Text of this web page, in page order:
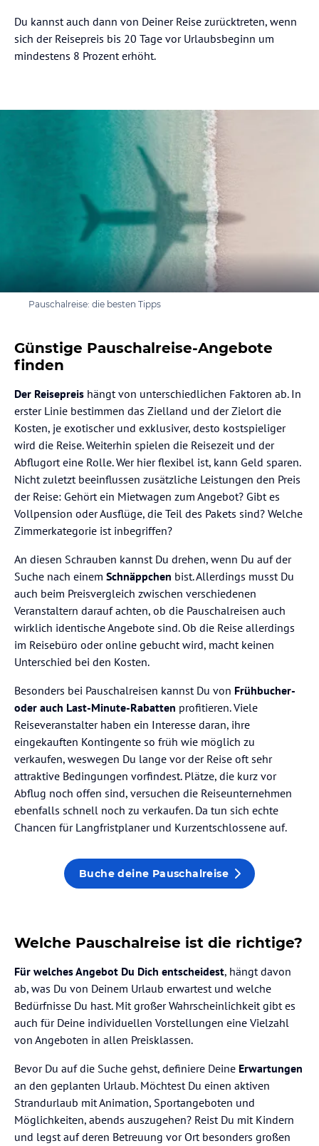
Du kannst auch dann von Deiner Reise zurücktreten, wenn
sich der Reisepreis bis 20 Tage vor Urlaubsbeginn um
mindestens 8 Prozent erhöht.
Pauschalreise: die besten Tipps
Günstige Pauschalreise-Angebote
finden
Der Reisepreis hängt von unterschiedlichen Faktoren ab. In
erster Linie bestimmen das Zielland und der Zielort die
Kosten, je exotischer und exklusiver, desto kostspieliger
wird die Reise. Weiterhin spielen die Reisezeit und der
Abflugort eine Rolle. Wer hier flexibel ist, kann Geld sparen.
Nicht zuletzt beeinflussen zusätzliche Leistungen den Preis
der Reise: Gehört ein Mietwagen zum Angebot? Gibt es
Vollpension oder Ausflüge, die Teil des Pakets sind? Welche
Zimmerkategorie ist inbegriffen?
An diesen Schrauben kannst Du drehen, wenn Du auf der
Suche nach einem Schnäppchen bist. Allerdings musst Du
auch beim Preisvergleich zwischen verschiedenen
Veranstaltern darauf achten, ob die Pauschalreisen auch
wirklich identische Angebote sind. Ob die Reise allerdings
im Reisebüro oder online gebucht wird, macht keinen
Unterschied bei den Kosten.
Besonders bei Pauschalreisen kannst Du von Frühbucher-
oder auch Last-Minute-Rabatten profitieren. Viele
Reiseveranstalter haben ein Interesse daran, ihre
eingekauften Kontingente so früh wie möglich zu
verkaufen, weswegen Du lange vor der Reise oft sehr
attraktive Bedingungen vorfindest. Plätze, die kurz vor
Abflug noch offen sind, versuchen die Reiseunternehmen
ebenfalls schnell noch zu verkaufen. Da tun sich echte
Chancen für Langfristplaner und Kurzentschlossene auf.
Buche deine Pauschalreise
Welche Pauschalreise ist die richtige?
Für welches Angebot Du Dich entscheidest, hängt davon
ab, was Du von Deinem Urlaub erwartest und welche
Bedürfnisse Du hast. Mit großer Wahrscheinlichkeit gibt es
auch für Deine individuellen Vorstellungen eine Vielzahl
von Angeboten in allen Preisklassen.
Bevor Du auf die Suche gehst, definiere Deine Erwartungen
an den geplanten Urlaub. Möchtest Du einen aktiven
Strandurlaub mit Animation, Sportangeboten und
Möglichkeiten, abends auszugehen? Reist Du mit Kindern
und legst auf deren Betreuung vor Ort besonders großen